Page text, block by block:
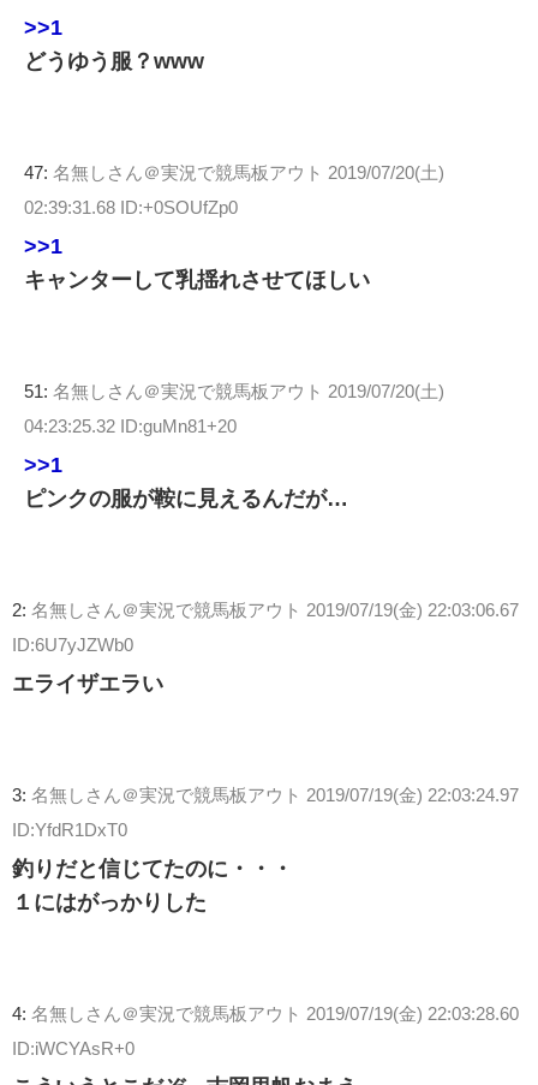
>>1
どうゆう服？www
47: 名無しさん＠実況で競馬板アウト 2019/07/20(土)
02:39:31.68 ID:+0SOUfZp0
>>1
キャンターして乳揺れさせてほしい
51: 名無しさん＠実況で競馬板アウト 2019/07/20(土)
04:23:25.32 ID:guMn81+20
>>1
ピンクの服が鞍に見えるんだが…
2: 名無しさん＠実況で競馬板アウト 2019/07/19(金) 22:03:06.67
ID:6U7yJZWb0
エライザエラい
3: 名無しさん＠実況で競馬板アウト 2019/07/19(金) 22:03:24.97
ID:YfdR1DxT0
釣りだと信じてたのに・・・
１にはがっかりした
4: 名無しさん＠実況で競馬板アウト 2019/07/19(金) 22:03:28.60
ID:iWCYAsR+0